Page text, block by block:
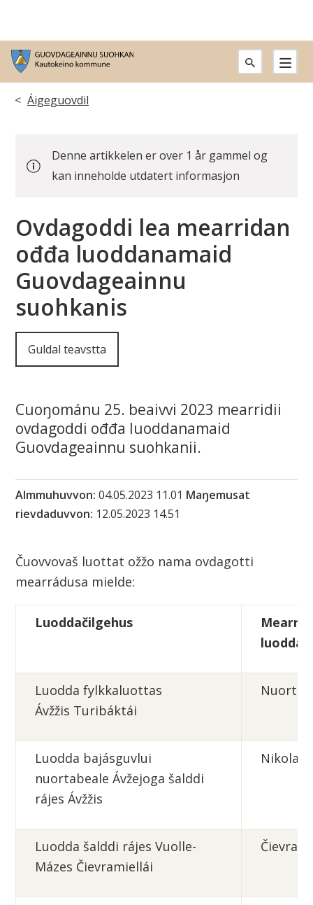
G
u
v
d
a
g
e
u
s
u
o
k
a
n
Don
dáppe:
Áigeguovdil
Denne artikkelen er over 1 år gammel og
kan inneholde utdatert informasjon
Ovdagoddi lea mearridan
ođđa luoddanamaid
Guovdageainnu
suohkanis
Guldal teavstta
Cuoŋománu 25. beaivvi 2023 mearridii
ovdagoddi ođđa luoddanamaid
Guovdageainnu suohkanii.
Almmuhuvvon 04.05.2023 11.01 Maŋemusat
rievdaduvvon 12.05.2023 14.51
Čuovvovaš luottat ožžo nama ovdagotti
mearrádusa mielde:
Luoddačilgehus
Luodda fylkkaluottas
Ávžžis Turibáktái
Luodda bajásguvlui
nuortabeale Ávžejoga šalddi
rájes Ávžžis
Luodda šalddi rájes Vuolle-
Mázes Čievramiellái